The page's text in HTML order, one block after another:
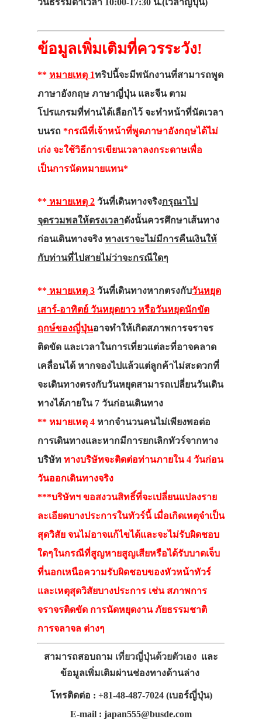
ข้อมูลเพิ่มเติมที่ควรระวัง!
** หมายเหตุ 1ทริปนี้จะมีพนักงานที่สามารถพูด
ภาษาอังกฤษ ภาษาญี่ปุ่น และจีน ตาม
โปรแกรมที่ท่านได้เลือกไว้ จะทำหน้าที่นัดเวลา
บนรถ *กรณีที่เจ้าหน้าที่พูดภาษาอังกฤษได้ไม่
เก่ง จะใช้วิธีการเขียนเวลาลงกระดาษเพื่อ
เป็นการนัดหมายแทน*
** หมายเหตุ 2 วันที่เดินทางจริงกรุณาไป
จุดรวมพลให้ตรงเวลาดังนั้นควรศึกษาเส้นทาง
ก่อนเดินทางจริง ทางเราจะไม่มีการคืนเงินให้
กับท่านที่ไปสายไม่ว่าจะกรณีใดๆ
** หมายเหตุ 3 วันที่เดินทางหากตรงกับวันหยุด
เสาร์-อาทิตย์ วันหยุดยาว หรือวันหยุดนักขัต
ฤกษ์ของญี่ปุ่นอาจทำให้เกิดสภาพการจราจร
ติดขัด และเวลาในการเที่ยวแต่ละที่อาจคลาด
เคลื่อนได้ หากจองไปแล้วแต่ลูกค้าไม่สะดวกที่
จะเดินทางตรงกับวันหยุดสามารถเปลี่ยนวันเดิน
ทางได้ภายใน 7 วันก่อนเดินทาง
** หมายเหตุ 4 หากจำนวนคนไม่เพียงพอต่อ
การเดินทางและหากมีการยกเลิกทัวร์จากทาง
บริษัท ทางบริษัทจะติดต่อท่านภายใน 4 วันก่อน
วันออกเดินทางจริง
***บริษัทฯ ขอสงวนสิทธิ์ที่จะเปลี่ยนแปลงราย
ละเอียดบางประการในทัวร์นี้ เมื่อเกิดเหตุจำเป็น
สุดวิสัย จนไม่อาจแก้ไขได้และจะไม่รับผิดชอบ
ใดๆในกรณีที่สูญหายสูญเสียหรือได้รับบาดเจ็บ
ที่นอกเหนือความรับผิดชอบของหัวหน้าทัวร์
และเหตุสุดวิสัยบางประการ เช่น สภาพการ
จราจรติดขัด การนัดหยุดงาน ภัยธรรมชาติ
การจลาจล ต่างๆ
สามารถสอบถาม เที่ยวญี่ปุ่นด้วยตัวเอง และ
ข้อมูลเพิ่มเติมผ่านช่องทางด้านล่าง
โทรติดต่อ : +81-48-487-7024 (เบอร์ญี่ปุ่น)
E-mail : japan555@busde.com